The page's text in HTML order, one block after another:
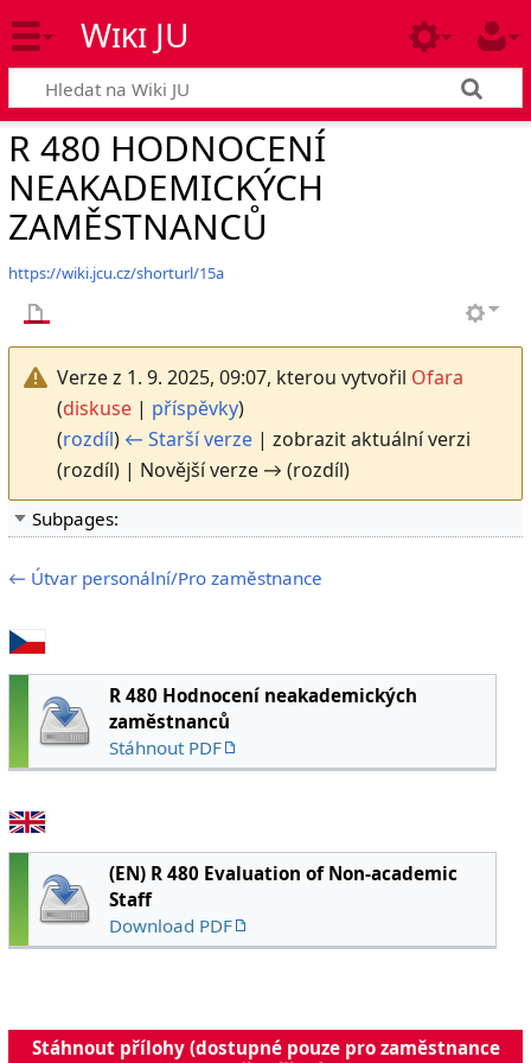
Wiki JU
R 480 HODNOCENÍ
NEAKADEMICKÝCH
ZAMĚSTNANCŮ
https://wiki.jcu.cz/shorturl/15a
Verze z 1. 9. 2025, 09:07, kterou vytvořil Ofara
(diskuse| příspěvky)
(rozdíl) ← Starší verze| zobrazit aktuální verzi
(rozdíl) | Novější verze → (rozdíl)
Subpages:
← Útvar personální/Pro zaměstnance
R 480 Hodnocení neakademických
zaměstnanců
Stáhnout PDF
(EN) R 480 Evaluation of Non-academic
Staff
Download PDF
Stáhnout přílohy (dostupné pouze pro zaměstnance